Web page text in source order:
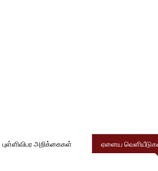
புள்ளிவிபர அறிக்கைகள் ஏனைய